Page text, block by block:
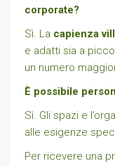
corporate?
Sì. La capienza
e adatti sia a
un numero
È possibile
Sì. Gli spazi e
alle esigenze
Per ricevere una